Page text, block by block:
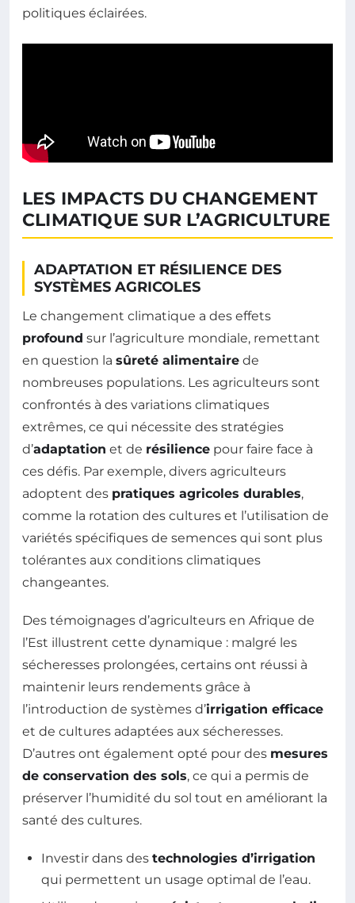
politiques éclairées.
LES IMPACTS DU CHANGEMENT
CLIMATIQUE SUR L’AGRICULTURE
ADAPTATION ET RÉSILIENCE DES
SYSTÈMES AGRICOLES
Le changement climatique a des effets
profound sur l’agriculture mondiale, remettant
en question la sûreté alimentaire de
nombreuses populations. Les agriculteurs sont
confrontés à des variations climatiques
extrêmes, ce qui nécessite des stratégies
d’adaptation et de résilience pour faire face à
ces défis. Par exemple, divers agriculteurs
adoptent des pratiques agricoles durables,
comme la rotation des cultures et l’utilisation de
variétés spécifiques de semences qui sont plus
tolérantes aux conditions climatiques
changeantes.
Des témoignages d’agriculteurs en Afrique de
l’Est illustrent cette dynamique : malgré les
sécheresses prolongées, certains ont réussi à
maintenir leurs rendements grâce à
l’introduction de systèmes d’irrigation efficace
et de cultures adaptées aux sécheresses.
D’autres ont également opté pour des mesures
de conservation des sols, ce qui a permis de
préserver l’humidité du sol tout en améliorant la
santé des cultures.
Investir dans des technologies d’irrigation
qui permettent un usage optimal de l’eau.